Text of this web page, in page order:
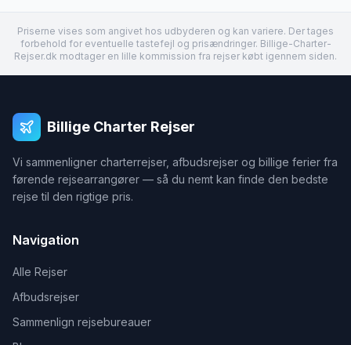
Priserne vises som angivet hos udbyderen og kan variere. Der tages
forbehold for eventuelle tastefejl og prisændringer. Billige-Charter-
Rejser.dk modtager en lille kommission fra rejser købt igennem siden.
Billige Charter Rejser
Vi sammenligner charterrejser, afbudsrejser og billige ferier fra
førende rejsearrangører — så du nemt kan finde den bedste
rejse til den rigtige pris.
Navigation
Alle Rejser
Afbudsrejser
Sammenlign rejsebureauer